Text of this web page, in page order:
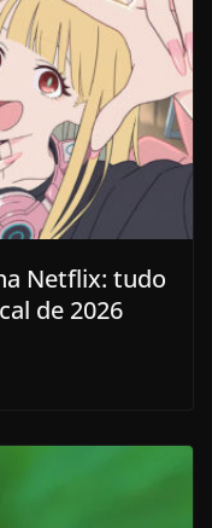
Netflix: tudo
de 2026